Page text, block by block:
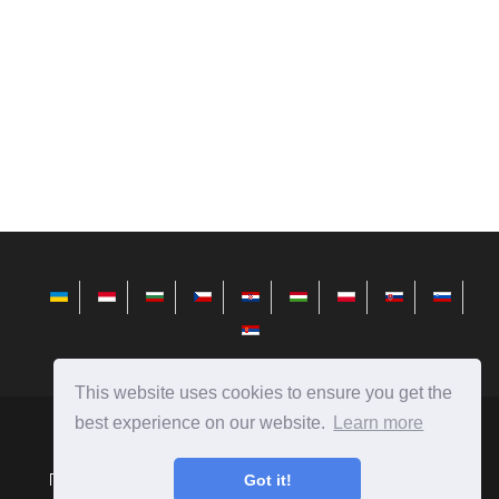
This website uses cookies to ensure you get the
best experience on our website.
Learn more
Got it!
avktarget.com Ⓒ2026
Порівняння людей, предметів, явищ, автомобілів, їжі і